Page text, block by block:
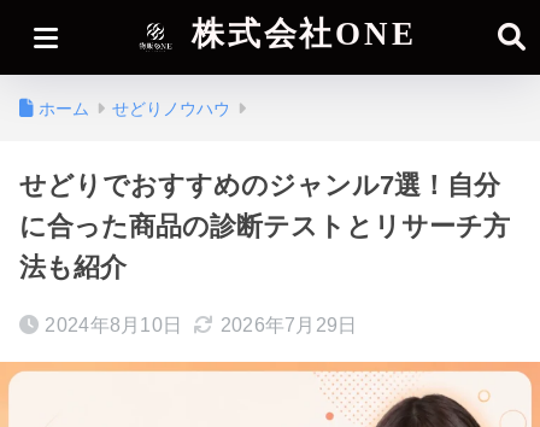
株式会社ONE
ホーム せどりノウハウ
せどりでおすすめのジャンル7選！自分
に合った商品の診断テストとリサーチ方
法も紹介
2024年8月10日 2026年7月29日